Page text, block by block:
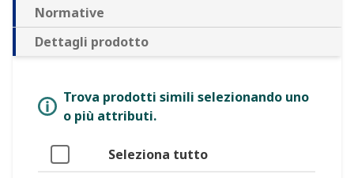
Normative
Dettagli prodotto
Trova prodotti simili selezionando uno
o più attributi.
Seleziona tutto